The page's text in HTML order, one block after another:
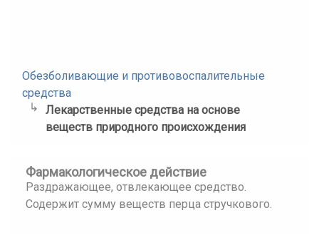
Обезболивающие и противовоспалительные
средства
Лекарственные средства на основе
веществ природного происхождения
Фармакологическое действие
Раздражающее, отвлекающее средство.
Содержит сумму веществ перца стручкового.